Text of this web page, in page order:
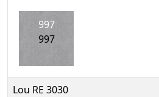
997
997
Lou RE 3030